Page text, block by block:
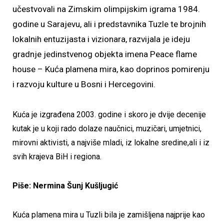
učestvovali na Zimskim olimpijskim igrama 1984.
godine u Sarajevu, ali i predstavnika Tuzle te brojnih
lokalnih entuzijasta i vizionara, razvijala je ideju
gradnje jedinstvenog objekta imena Peace flame
house – Kuća plamena mira, kao doprinos pomirenju
i razvoju kulture u Bosni i Hercegovini.
Kuća je izgrađena 2003. godine i skoro je dvije decenije
kutak je u koji rado dolaze naučnici, muzičari, umjetnici,
mirovni aktivisti, a najviše mladi, iz lokalne sredine,ali i iz
svih krajeva BiH i regiona.
Piše: Nermina Šunj Kušljugić
Kuća plamena mira u Tuzli bila je zamišljena najprije kao